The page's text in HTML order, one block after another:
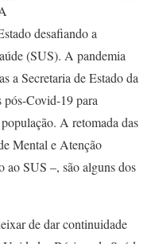
desafiando a
(SUS). A pandemia
a Secretaria de Estado da
pós-Covid-19 para
A retomada das
Mental e Atenção
ao SUS –, são alguns dos
de dar continuidade